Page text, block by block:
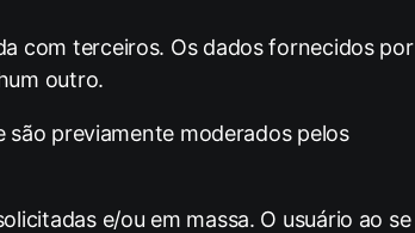
com terceiros. Os dados fornecidos por
outro.
previamente moderados pelos
e/ou em massa. O usuário ao se